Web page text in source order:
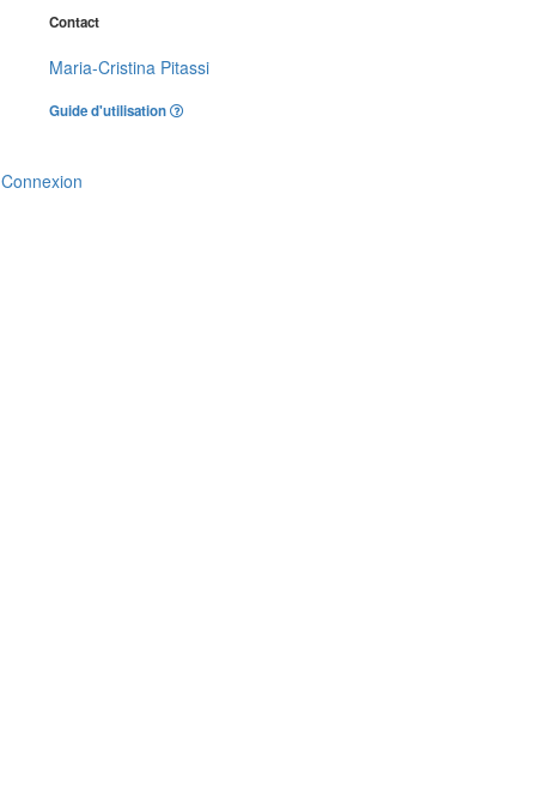
Contact
Maria-Cristina Pitassi
Guide d'utilisation
Connexion